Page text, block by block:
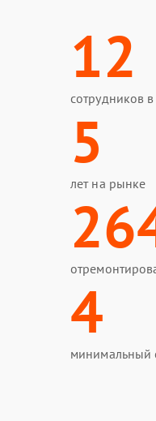
12
сотрудников
5
лет на рынке
4
минимальный